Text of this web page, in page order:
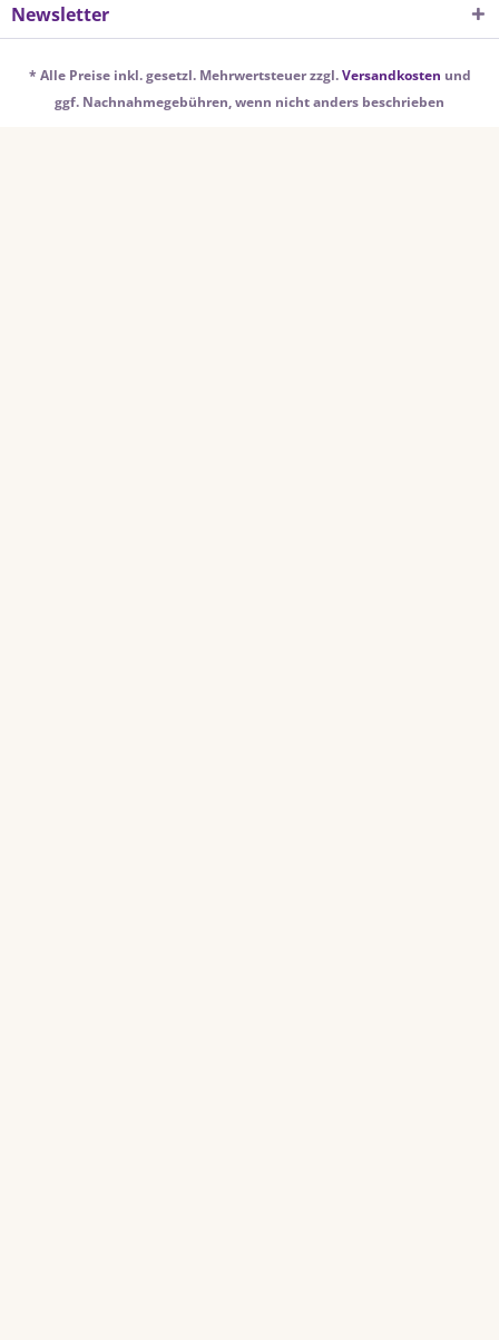
Newsletter
* Alle Preise inkl. gesetzl. Mehrwertsteuer zzgl.Versandkosten und
ggf. Nachnahmegebühren, wenn nicht anders beschrieben